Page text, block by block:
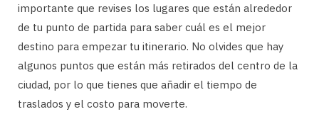
importante que revises los lugares que están alrededor
de tu punto de partida para saber cuál es el mejor
destino para empezar tu itinerario. No olvides que hay
algunos puntos que están más retirados del centro de la
ciudad, por lo que tienes que añadir el tiempo de
traslados y el costo para moverte.